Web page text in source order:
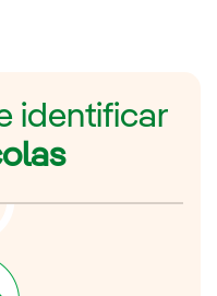
identificar